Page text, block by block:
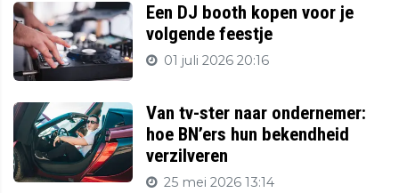
Een DJ booth kopen voor je
volgende feestje
01 juli 2026 20:16
Van tv-ster naar ondernemer:
hoe BN’ers hun bekendheid
verzilveren
25 mei 2026 13:14